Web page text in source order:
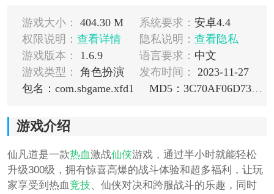
游戏大小： 404.30 M 系统要求： 安卓4.4
权限说明： 查看详情 隐私说明： 查看隐私
游戏版本：
1.6.9 语言要求： 中文
游戏类型：
角色扮演 发布时间：
2023-11-27
包名：com.sbgame.xfd1
MD5：3C70AF06D73B40509CADE3F0F072E08D
游戏介绍
仙凡道是一款热血激战仙侠游戏，通过半小时就能轻松
升级300级，拥有惊喜高爆的战斗体验和超多福利，让玩
家享受到热血竞技、仙侠对决和跨服战斗的乐趣，同时